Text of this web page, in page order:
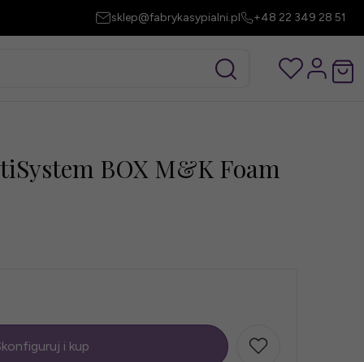
sklep@fabrykasypialni.pl +48 22 349 28 51
BOX M&K Foam
i kup